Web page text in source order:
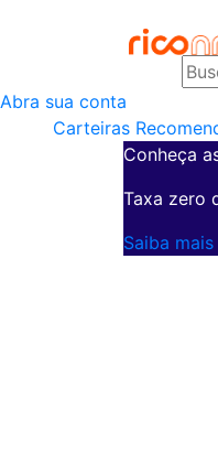
Abra sua conta
Carteiras
Conheça
Taxa zero
Saiba mais